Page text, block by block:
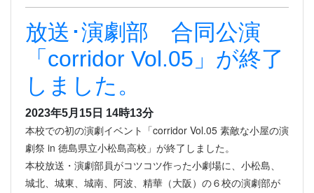
放送･演劇部 合同公演
「corridor Vol.05」が終了
しました。
2023年5月15日 14時13分
本校での初の演劇イベント「corridor Vol.05 素敵な小屋の演
劇祭 in 徳島県立小松島高校」が終了しました。
本校放送・演劇部員がコツコツ作った小劇場に、小松島、
城北、城東、城南、阿波、精華（大阪）の６校の演劇部が